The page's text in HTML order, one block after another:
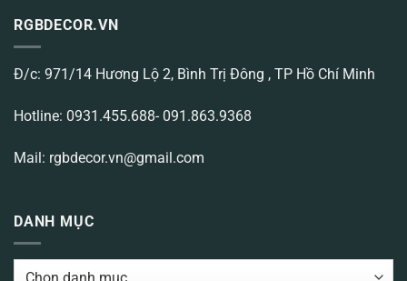
RGBDECOR.VN
Đ/c: 971/14 Hương Lộ 2, Bình Trị Đông , TP Hồ Chí Minh
Hotline: 0931.455.688- 091.863.9368
Mail: rgbdecor.vn@gmail.com
DANH MỤC
DANH